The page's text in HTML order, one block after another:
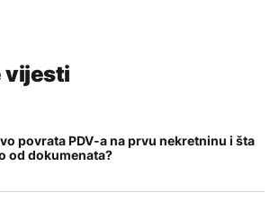
vijesti
povrata PDV-a na prvu nekretninu i šta
od dokumenata?